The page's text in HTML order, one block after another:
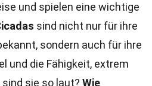
und spielen eine wichtige
sind nicht nur für ihre
sondern auch für ihre
und die Fähigkeit, extrem
sind sie so laut? Wie